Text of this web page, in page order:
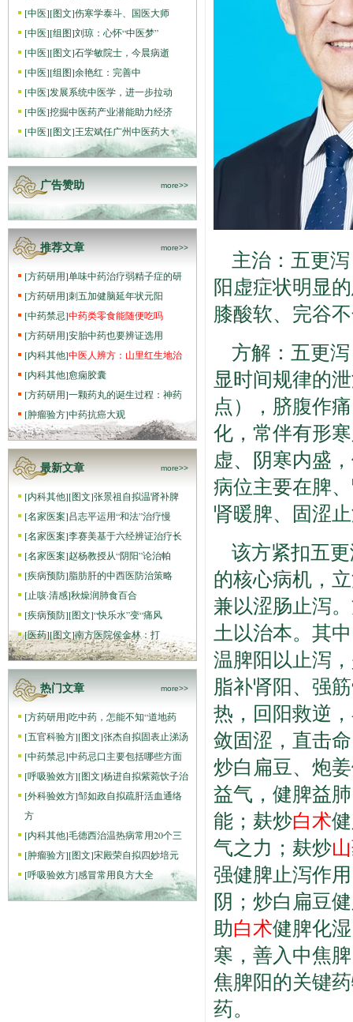
[中医][图文]伤寒学泰斗、国医大师
[中医][组图]刘琼：心怀“中医梦”
[中医][图文]石学敏院士，今晨病逝
[中医][组图]​余艳红：完善中
[中医]发展系统中医学，进一步拉动
[中医]挖掘中医药产业潜能助力经济
[中医][图文]王宏斌任广州中医药大
广告赞助 more>>
推荐文章 more>>
[方药研用]单味中药治疗弱精子症的研
[方药研用]刺五加健脑延年状元阳
[中药禁忌]中药类零食能随便吃吗
[方药研用]安胎中药也要辨证选用
[内科其他]中医人辨方：山里红生地治
[内科其他]愈痫胶囊
[方药研用]一颗药丸的诞生过程：神药
[肿瘤验方]中药抗癌大观
最新文章 more>>
[内科其他][图文]张景祖自拟温肾补脾
[名家医案]吕志平运用“和法”治疗慢
[名家医案]李赛美基于六经辨证治疗长
[名家医案]赵杨教授从“阴阳”论治帕
[疾病预防]脂肪肝的中西医防治策略
[止咳·清感]秋燥润肺食百合
[疾病预防][图文]“快乐水”变“痛风
[医药][图文]南方医院侯金林：打
热门文章 more>>
[方药研用]吃中药，怎能不知“道地药
[五官科验方][图文]张杰自拟固表止涕汤
[中药禁忌]中药忌口主要包括哪些方面
[呼吸验效方][图文]杨进自拟紫菀饮子治
[外科验效方]邹如政自拟疏肝活血通络
方
[内科其他]毛德西治温热病常用20个三
[肿瘤验方][图文]宋殿荣自拟四妙培元
[呼吸验效方]感冒常用良方大全
主治：五更
阳虚症状明显
膝酸软、完谷
方解：五更
显时间规律的
点），脐腹作
化，常伴有形
虚、阴寒内盛
病位主要在脾
肾暖脾、固涩
该方紧扣五
的核心病机，
兼以涩肠止泻
土以治本。其
温脾阳以止泻
脂补肾阳、强
热，回阳救逆
敛固涩，直击
炒白扁豆、炮
益气，健脾益
能；麸炒白术
气之力；麸炒
强健脾止泻作
阴；炒白扁豆
助白术健脾化
寒，善入中焦
焦脾阳的关键
药。